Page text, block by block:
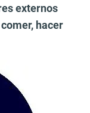
externos
hacer